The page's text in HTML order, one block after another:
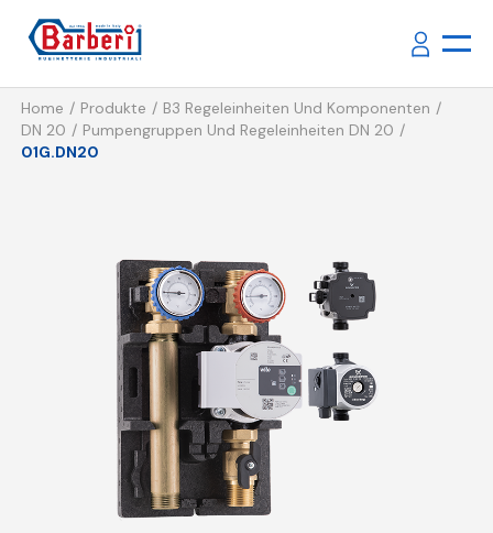
Home Produkte
B3 Regeleinheiten Und Komponenten
DN 20
Pumpengruppen Und Regeleinheiten DN 20
01G.DN20